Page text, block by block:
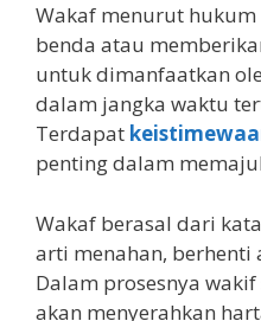
Wakaf menurut
benda atau
untuk dimanfaatkan
dalam jangka waktu
Terdapat
penting dalam
Wakaf berasal dari
arti menahan,
Dalam prosesnya
akan menyerahkan